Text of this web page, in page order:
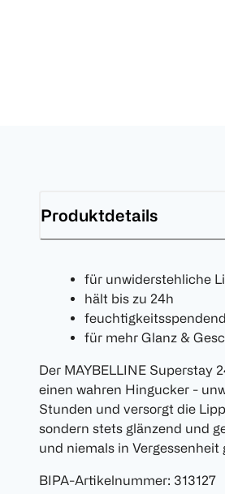
Produktdetails
für unwiderstehliche
hält bis zu 24h
feuchtigkeitsspendend
für mehr Glanz &
Der MAYBELLINE Superstay
einen wahren Hingucker -
Stunden und versorgt die
sondern stets glänzend und
und niemals in Vergessenheit
BIPA-Artikelnummer: 313127